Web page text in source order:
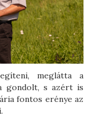
meglátta a
gondolt, s azért is
fontos erénye az